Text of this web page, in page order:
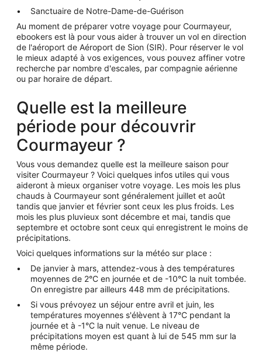
Sanctuaire de Notre-Dame-de-Guérison
Au moment de préparer votre voyage pour Courmayeur,
ebookers est là pour vous aider à trouver un vol en direction
de l'aéroport de Aéroport de Sion (SIR). Pour réserver le vol
le mieux adapté à vos exigences, vous pouvez affiner votre
recherche par nombre d'escales, par compagnie aérienne
ou par horaire de départ.
Quelle est la meilleure
période pour découvrir
Courmayeur ?
Vous vous demandez quelle est la meilleure saison pour
visiter Courmayeur ? Voici quelques infos utiles qui vous
aideront à mieux organiser votre voyage. Les mois les plus
chauds à Courmayeur sont généralement juillet et août
tandis que janvier et février sont ceux les plus froids. Les
mois les plus pluvieux sont décembre et mai, tandis que
septembre et octobre sont ceux qui enregistrent le moins de
précipitations.
Voici quelques informations sur la météo sur place :
De janvier à mars, attendez-vous à des températures
moyennes de 2°C en journée et de -10°C la nuit tombée.
On enregistre par ailleurs 448 mm de précipitations.
Si vous prévoyez un séjour entre avril et juin, les
températures moyennes s'élèvent à 17°C pendant la
journée et à -1°C la nuit venue. Le niveau de
précipitations moyen est quant à lui de 545 mm sur la
même période.